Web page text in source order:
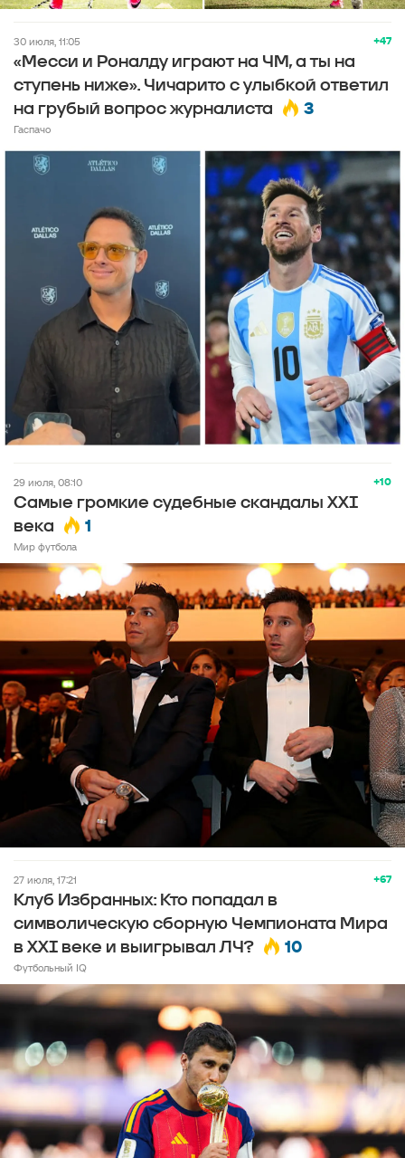
+47
30 июля, 11:05
«Месси и Роналду играют на ЧМ, а ты на
ступень ниже». Чичарито с улыбкой ответил
на грубый вопрос журналиста
3
Гаспачо
+10
29 июля, 08:10
Самые громкие судебные скандалы XXI
века
1
Мир футбола
+67
27 июля, 17:21
Клуб Избранных: Кто попадал в
символическую сборную Чемпионата Мира
в XXI веке и выигрывал ЛЧ?
10
Футбольный IQ